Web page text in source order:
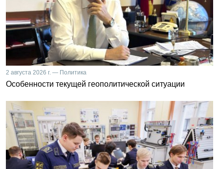
2 августа 2026 г. — Политика
Особенности текущей геополитической ситуации